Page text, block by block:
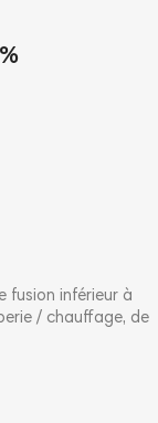
fusion inférieur à
/ chauffage, de